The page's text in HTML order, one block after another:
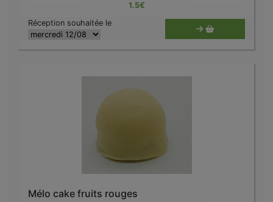
1.5€
Réception souhaitée le
Mélo cake fruits rouges